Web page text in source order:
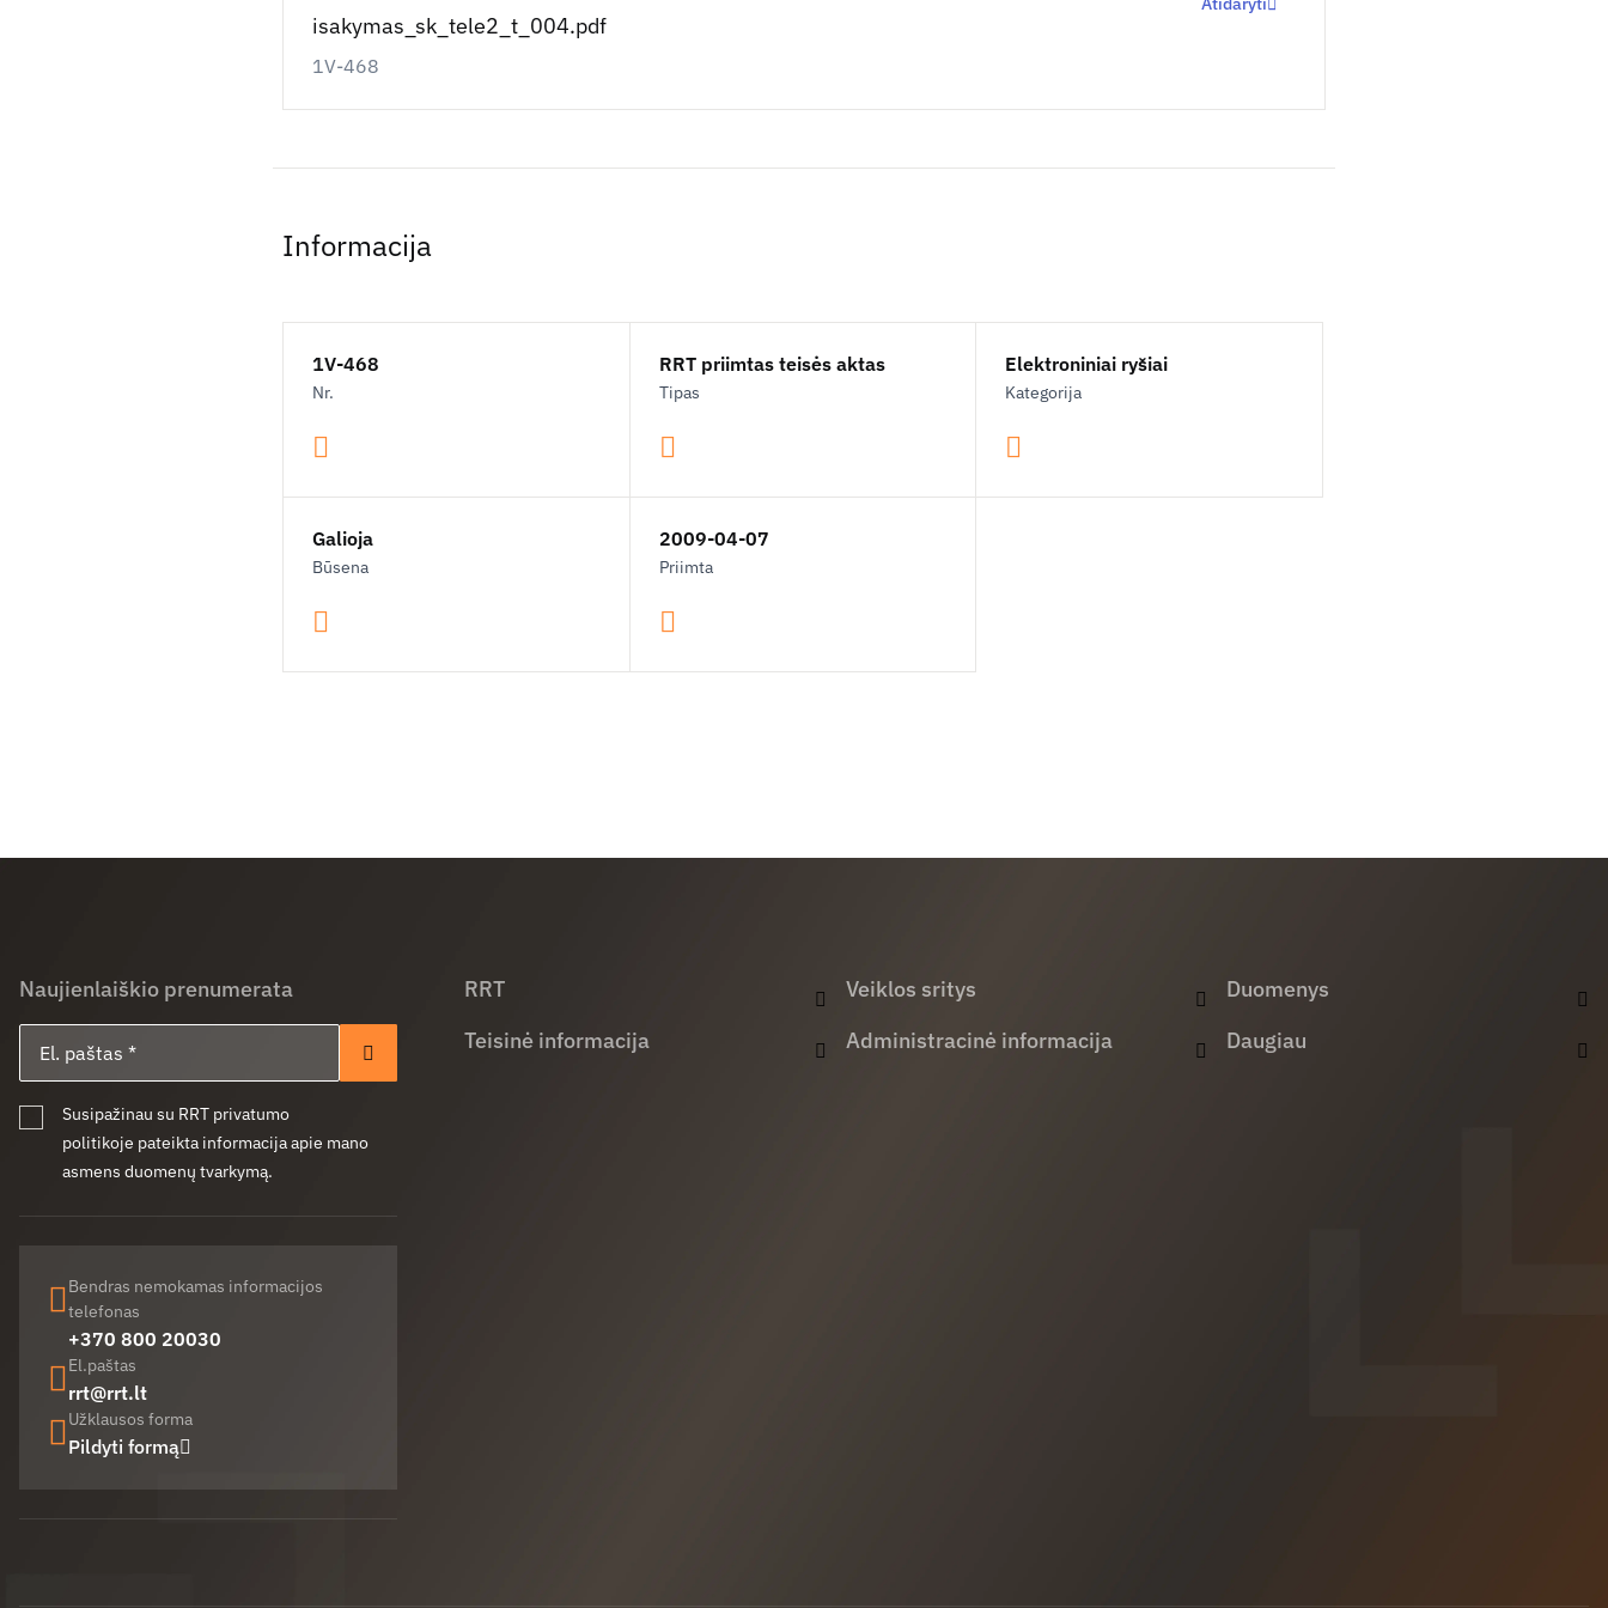
isakymas_sk_tele2_t_004.pdf
1V-468
Informacija
1V-468
Nr.
RRT priimtas teisės aktas
Tipas
Elektroniniai ryšiai
Kategorija
Galioja
Būsena
2009-04-07
Priimta
Naujienlaiškio prenumerata
Prenumeruoti
Susipažinau su RRT privatumo
politikoje pateikta informacija apie mano
asmens duomenų tvarkymą.
Bendras nemokamas informacijos
telefonas
+370 800 20030
El.paštas
rrt@rrt.lt
Užklausos forma
Pildyti formą
RRT
Teisinė informacija
Veiklos sritys
Administracinė informacija
Duomenys
Daugiau